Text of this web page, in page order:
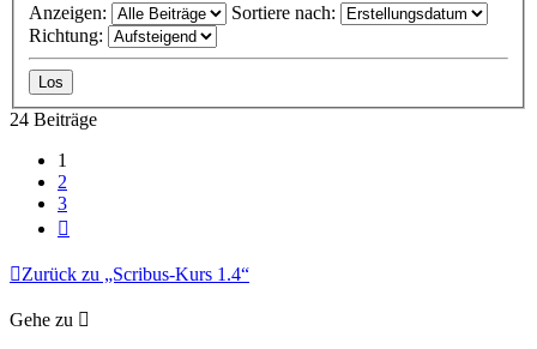
Anzeigen:
Sortiere nach:
Richtung:
24 Beiträge
1
2
3
Zurück zu „Scribus-Kurs 1.4“
Gehe zu